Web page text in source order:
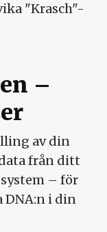
"Krasch"-
–
av din
från ditt
– för
DNA:n i din